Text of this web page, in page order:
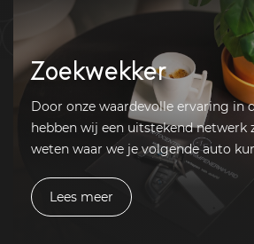
Zoekwekker
Door onze waardevolle ervaring in
hebben wij een uitstekend netwerk
weten waar we je volgende auto
Lees meer